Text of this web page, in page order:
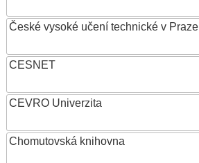
České vysoké učení technické v Praze
CESNET
CEVRO Univerzita
Chomutovská knihovna